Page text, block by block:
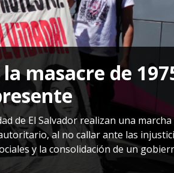
masacre de
de El Salvador realizan una marcha
al no callar ante las
y la consolidación de un